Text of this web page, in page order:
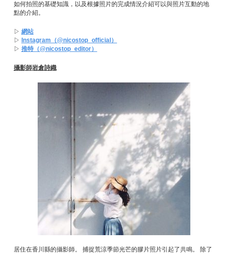
如何拍照的基礎知識，以及根據照片的完成情況介紹可以與照片互動的地
點的介紹。
▷ 網站
▷ Instagram（@nicostop_official）
▷ 推特（@nicostop_editor）
攝影師岩倉詩織
居住在香川縣的攝影師。 捕捉荒涼季節光芒的膠片照片引起了共鳴。 除了